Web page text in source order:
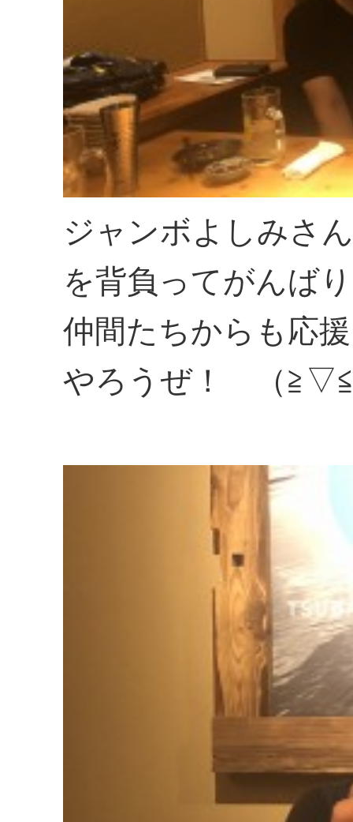
ジャンボよしみさ
を背負ってがんば
仲間たちからも応
やろうぜ！ （